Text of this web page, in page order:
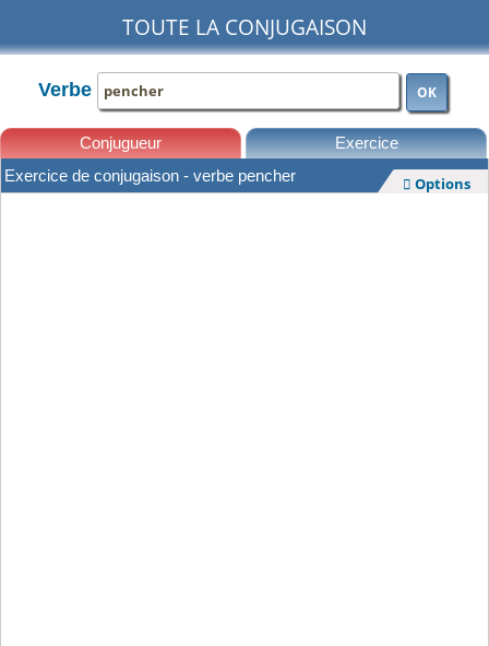
TOUTE LA CONJUGAISON
Verbe OK
Conjugueur Exercice
Exercice de conjugaison - verbe pencher  Options